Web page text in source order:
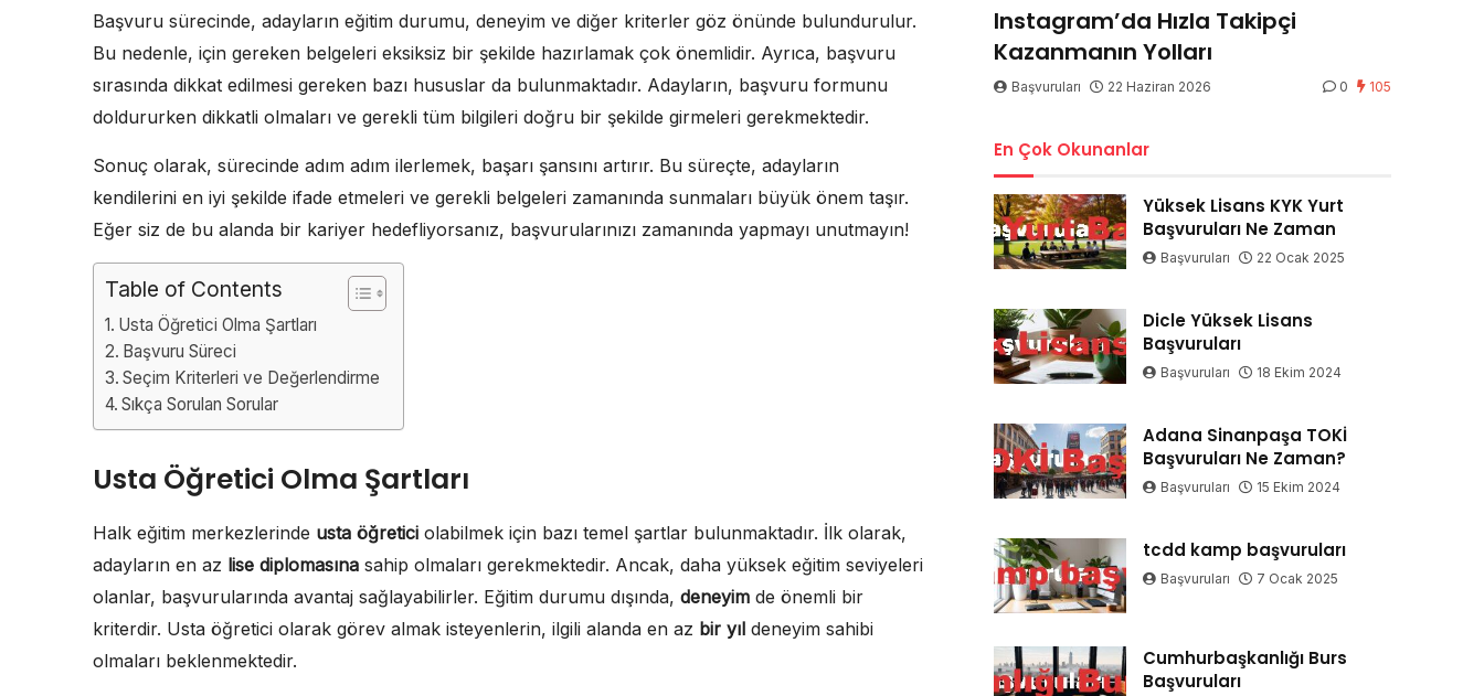
Başvuru sürecinde, adayların eğitim durumu, deneyim ve diğer kriterler göz önünde bulundurulur.
Bu nedenle, için gereken belgeleri eksiksiz bir şekilde hazırlamak çok önemlidir. Ayrıca, başvuru
sırasında dikkat edilmesi gereken bazı hususlar da bulunmaktadır. Adayların, başvuru formunu
doldururken dikkatli olmaları ve gerekli tüm bilgileri doğru bir şekilde girmeleri gerekmektedir.
Sonuç olarak, sürecinde adım adım ilerlemek, başarı şansını artırır. Bu süreçte, adayların
kendilerini en iyi şekilde ifade etmeleri ve gerekli belgeleri zamanında sunmaları büyük önem taşır.
Eğer siz de bu alanda bir kariyer hedefliyorsanız, başvurularınızı zamanında yapmayı unutmayın!
Table of Contents
Usta Öğretici Olma Şartları
Başvuru Süreci
Seçim Kriterleri ve Değerlendirme
Sıkça Sorulan Sorular
Usta Öğretici Olma Şartları
Halk eğitim merkezlerinde usta öğretici olabilmek için bazı temel şartlar bulunmaktadır. İlk olarak,
adayların en az lise diplomasına sahip olmaları gerekmektedir. Ancak, daha yüksek eğitim seviyeleri
olanlar, başvurularında avantaj sağlayabilirler. Eğitim durumu dışında, deneyim de önemli bir
kriterdir. Usta öğretici olarak görev almak isteyenlerin, ilgili alanda en az bir yıl deneyim sahibi
olmaları beklenmektedir.
Instagram’da Hızla Takipçi
Kazanmanın Yolları
Başvuruları 22 Haziran 2026 0 105
En Çok Okunanlar
Yüksek Lisans KYK Yurt
Başvuruları Ne Zaman
Başvuruları 22 Ocak 2025
Dicle Yüksek Lisans
Başvuruları
Başvuruları 18 Ekim 2024
Adana Sinanpaşa TOKİ
Başvuruları Ne Zaman?
Başvuruları 15 Ekim 2024
tcdd kamp başvuruları
Başvuruları 7 Ocak 2025
Cumhurbaşkanlığı Burs
Başvuruları